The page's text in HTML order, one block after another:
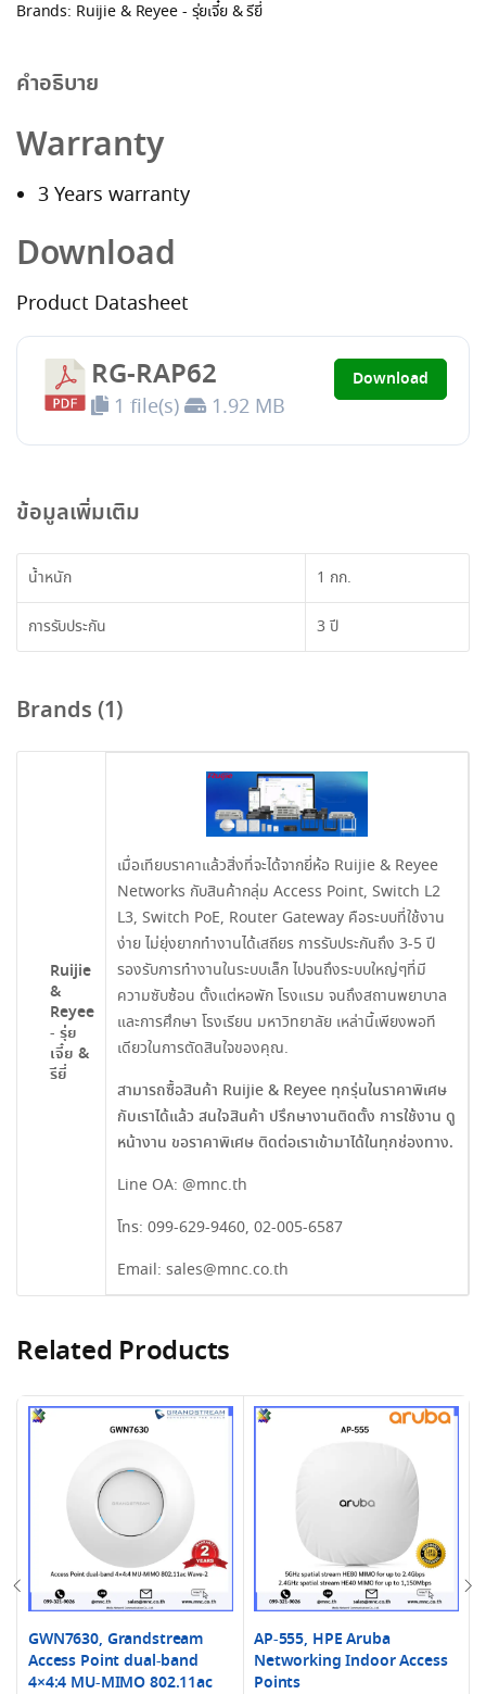
Brands: Ruijie & Reyee - รุ่ยเจี๋ย & รียี่
คำอธิบาย
Warranty
3 Years warranty
Download
Product Datasheet
RG-RAP62
1 file(s) 1.92 MB
Download
ข้อมูลเพิ่มเติม
น้ำหนัก 1 กก.
การรับประกัน 3 ปี
Brands (1)
Ruijie
&
Reyee
- รุ่ย
เจี๋ย &
รียี่
เมื่อเทียบราคาแล้วสิ่งที่จะได้จากยี่ห้อ Ruijie & Reyee
Networks กับสินค้ากลุ่ม Access Point, Switch L2
L3, Switch PoE, Router Gateway คือระบบที่ใช้งาน
ง่าย ไม่ยุ่งยากทำงานได้เสถียร การรับประกันถึง 3-5 ปี
รองรับการทำงานในระบบเล็ก ไปจนถึงระบบใหญ่ๆที่มี
ความซับซ้อน ตั้งแต่หอพัก โรงแรม จนถึงสถานพยาบาล
และการศึกษา โรงเรียน มหาวิทยาลัย เหล่านี้เพียงพอที
เดียวในการตัดสินใจของคุณ.
สามารถซื้อสินค้า Ruijie & Reyee ทุกรุ่นในราคาพิเศษ
กับเราได้แล้ว สนใจสินค้า ปรึกษางานติดตั้ง การใช้งาน ดู
หน้างาน ขอราคาพิเศษ ติดต่อเราเข้ามาได้ในทุกช่องทาง.
Line OA: @mnc.th
โทร: 099-629-9460, 02-005-6587
Email: sales@mnc.co.th
Related Products
GWN7630, Grandstream
Access Point dual-band
4×4:4 MU-MIMO 802.11ac
AP-555, HPE Aruba
Networking Indoor Access
Points